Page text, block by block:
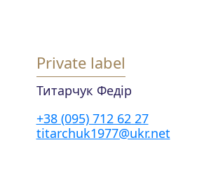
Private label
Титарчук Федір
+38 (095) 712 62 27
titarchuk1977@ukr.net